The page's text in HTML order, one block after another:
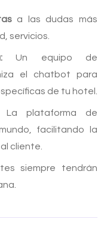
a las dudas más
servicios.
Un equipo de
el chatbot para
de tu hotel.
plataforma de
facilitando la
cliente.
siempre tendrán